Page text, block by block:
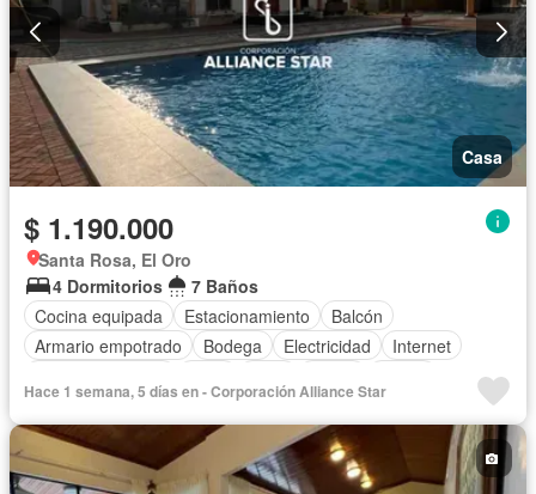
Casa
$ 1.190.000
Santa Rosa, El Oro
4 Dormitorios
7 Baños
Cocina equipada
Estacionamiento
Balcón
Armario empotrado
Bodega Electricidad
Internet
Piscina
Aire acondicionado Alarma
Calefacción
Cocina integral
Cuarto de servicio
Terraza
Área para niños
Conserje
Hace 1 semana, 5 días en - Corporación Alliance Star